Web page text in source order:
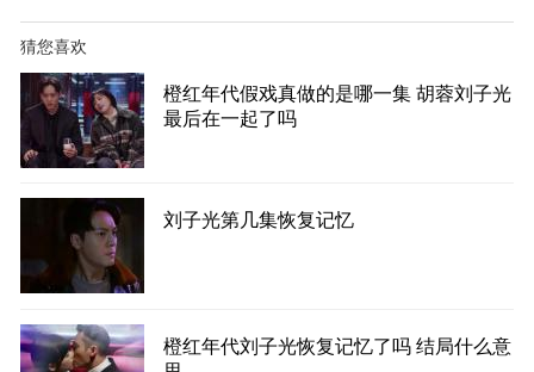
猜您喜欢
橙红年代假戏真做的是哪一集 胡蓉刘子光
最后在一起了吗
刘子光第几集恢复记忆
橙红年代刘子光恢复记忆了吗 结局什么意